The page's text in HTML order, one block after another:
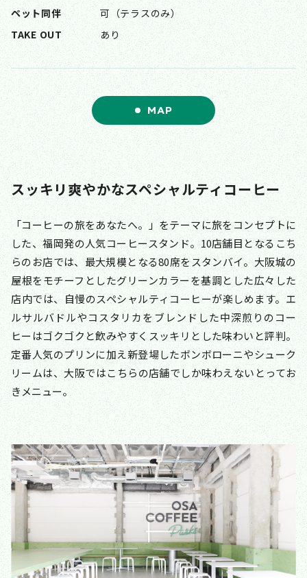
ペット同伴
可（テラスのみ）
TAKE OUT
あり
MAP
スッキリ爽やかなスペシャルティコーヒー
「コーヒーの旅をあなたへ。」をテーマに旅をコンセプトに
した、福岡発の人気コーヒースタンド。10店舗目となるこち
らのお店では、最大規模となる80席をスタンバイ。大阪城の
屋根をモチーフとしたグリーンカラーを基調とした広々した
店内では、自慢のスペシャルティコーヒーが楽しめます。エ
ルサルバドルやコスタリカをブレンドした中深煎りのコー
ヒーはゴクゴクと飲みやすくスッキリとした味わいと評判。
定番人気のプリンに加え新登場したボンボローニやシューク
リームは、大阪ではこちらの店舗でしか味わえないとってお
きメニュー。